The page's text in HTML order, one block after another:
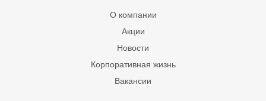
О компании
Акции
Новости
Корпоративная жизнь
Вакансии